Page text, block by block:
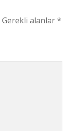
Gerekli alanlar*